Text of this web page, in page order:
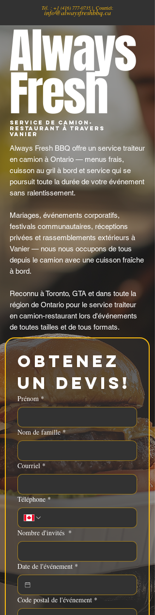
Tél. : +1 (416) 777-0735 | Courriel:
info@alwaysfreshbbq.ca
Always
Fresh
Service de camion-
restaurant à travers
Vanier
Always Fresh BBQ offre un service traiteur
en camion à Ontario — menus frais,
cuisson au gril à bord et service qui se
poursuit toute la durée de votre événement
sans ralentissement.
Mariages, événements corporatifs,
festivals communautaires, réceptions
privées et rassemblements extérieurs à
Vanier — nous nous occupons de tous
depuis le camion avec une cuisson fraîche
à bord.
Reconnu à Toronto, GTA et dans toute la
région de Ontario pour le service traiteur
en camion-restaurant lors d'événements
de toutes tailles et de tous formats.
Obtenez
un devis!
Prénom *
Nom de famille *
Courriel *
Téléphone *
Nombre d'invités *
Date de l'événement *
Code postal de l'événement *